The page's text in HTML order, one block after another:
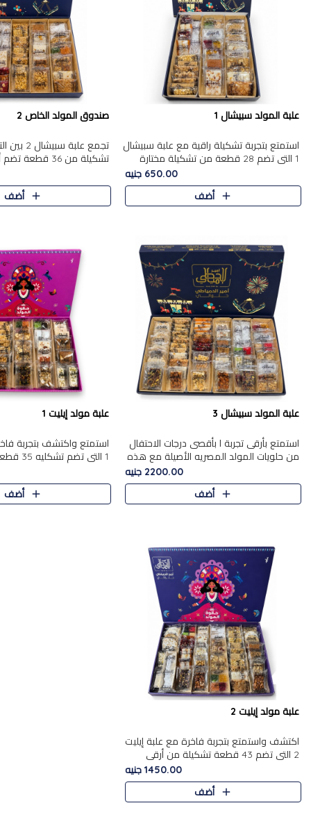
علبة المولد سبيشال 1
استمتع بتجربة تشكيلة راقية مع علبة سبيشال
1 التي تضم 28 قطعة من تشكيلة مختارة
بعناية من أفخر حلويات المولد المصرية
الأصلية الشرقية. تحتوي ال..
650.00 جنيه
أضف
صندوق المولد الخاص 2
تجمع علبة
المولد الشرقية. تحتوي
بالفول، والجزرية بالبن..
أضف
علبة المولد سبيشال 3
استمتع بأرقى تجربة ا بأقصى درجات الاحتفال
من حلويات المولد المصريه الأصيلة مع هذه
الفخامة مع علبة سبيشال 3 التي تضم 56
قطعة من تشكيلة استثن..
2200.00 جنيه
أضف
علبة مولد إيليت 1
استمتع واكتشف بتجربة
1 التي
حلويات المولد المصري
بشكل جميل في علبة
أضف
علبة مولد إيليت 2
اكتشف واستمتع بتجربة فاخرة مع علبة إيليت
2 التي تضم 43 قطعة تشكيلة من أرقى
حلويات المولد الشرقية المصرية الأصيلة
,معروضة بشكل جميل في علبة أ..
1450.00 جنيه
أضف